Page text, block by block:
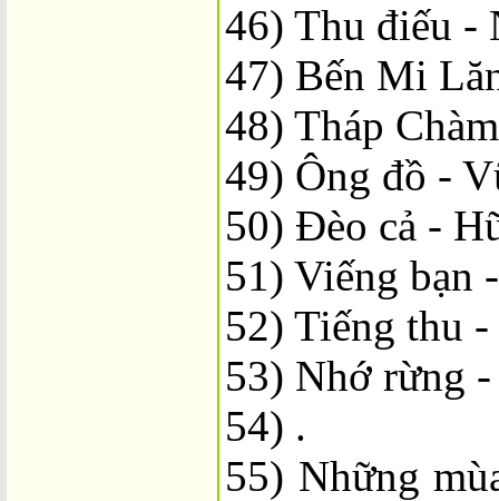
46) Thu điếu -
47) Bến Mi
48) Tháp
49) Ông đồ -
50) Đèo cả -
51) Viếng bạn
52) Tiếng thu
53) Nhớ rừng
54) .
55) Những